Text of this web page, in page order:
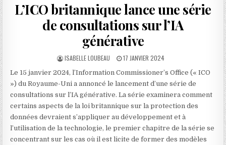
L’ICO britannique lance une série
de consultations sur l’IA
générative
AUTHOR:
ISABELLE LOUBEAU
PUBLISHED
17 JANVIER 2024
Le 15 janvier 2024, l’Information Commissioner’s Office (« ICO
») du Royaume-Uni a annoncé le lancement d’une série de
consultations sur l’IA générative. La série examinera comment
certains aspects de la loi britannique sur la protection des
données devraient s’appliquer au développement et à
l’utilisation de la technologie, le premier chapitre de la série se
concentrant sur les cas où il est licite de former des modèles